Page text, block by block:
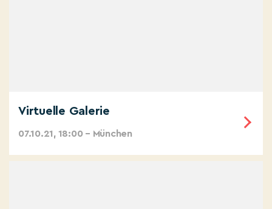
Virtuelle Galerie
07.10.21, 18:00 – München